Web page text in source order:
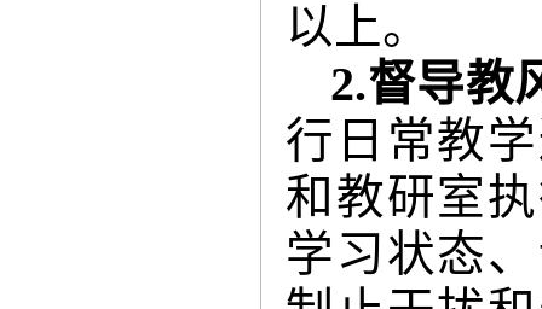
以上。
2.督导教
行日常教
和教研室
学习状态